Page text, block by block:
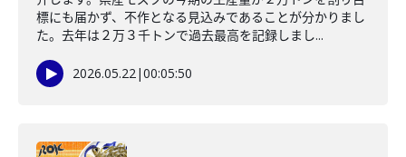
標にも届かず、不作となる見込みであることが分かりまし
た。去年は２万３千トンで過去最高を記録しまし...
2026.05.22|00:05:50